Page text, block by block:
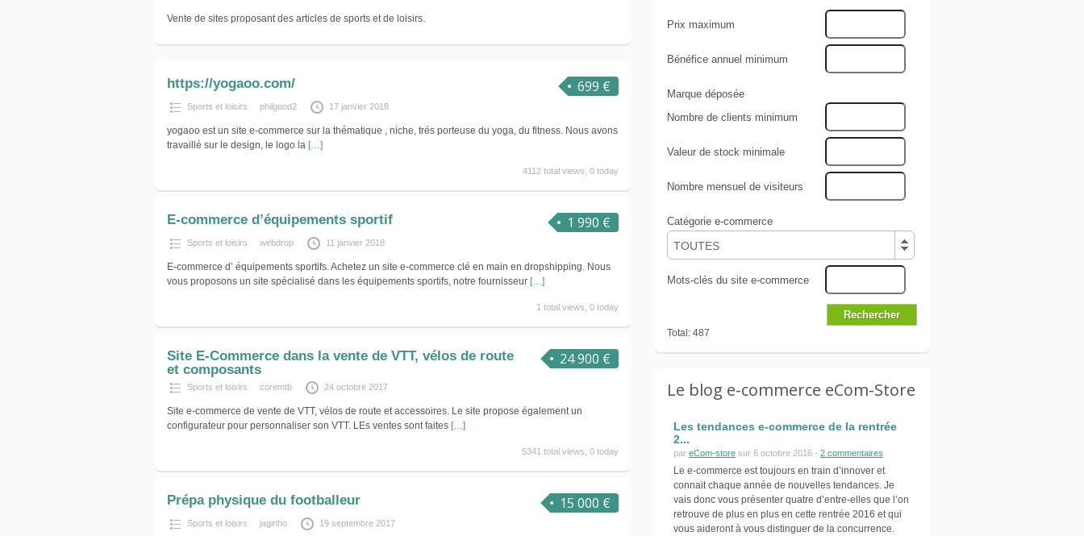
Vente de sites proposant des articles de sports et de loisirs.
699 €
https://yogaoo.com/
Sports et loisirs philgood2 17 janvier 2018
yogaoo est un site e-commerce sur la thématique , niche, trés porteuse du yoga, du fitness. Nous avons
travaillé sur le design, le logo la […]
4112 total views, 0 today
1 990 €
E-commerce d’équipements sportif
Sports et loisirs webdrop 11 janvier 2018
E-commerce d’ équipements sportifs. Achetez un site e-commerce clé en main en dropshipping. Nous
vous proposons un site spécialisé dans les équipements sportifs, notre fournisseur […]
1 total views, 0 today
24 900 €
Site E-Commerce dans la vente de VTT, vélos de route
et composants
Sports et loisirs coremtb 24 octobre 2017
Site e-commerce de vente de VTT, vélos de route et accessoires. Le site propose également un
configurateur pour personnaliser son VTT. LEs ventes sont faites […]
5341 total views, 0 today
15 000 €
Prépa physique du footballeur
Sports et loisirs jaginho 19 septembre 2017
Prix maximum
Bénéfice annuel minimum
Marque déposée
Nombre de clients minimum
Valeur de stock minimale
Nombre mensuel de visiteurs
Catégorie e-commerce
TOUTES
Mots-clés du site e-commerce
Total: 487
Le blog e-commerce eCom-Store
Les tendances e-commerce de la rentrée
2...
par eCom-store sur 6 octobre 2016 - 2 commentaires
Le e-commerce est toujours en train d’innover et
connait chaque année de nouvelles tendances. Je
vais donc vous présenter quatre d’entre-elles que l’on
retrouve de plus en plus en cette rentrée 2016 et qui
vous aideront à vous distinguer de la concurrence.